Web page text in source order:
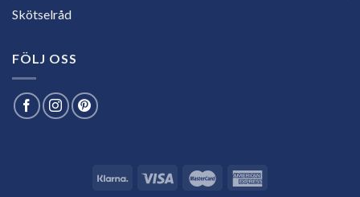
Skötselråd
FÖLJ OSS